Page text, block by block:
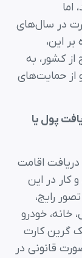
اما
در سال‌های
این،
کشور، به
از حمایت‌های
پول یا
اقامت
کار در این
رایج،
خانه، خودرو
گرین کارت
قانونی در